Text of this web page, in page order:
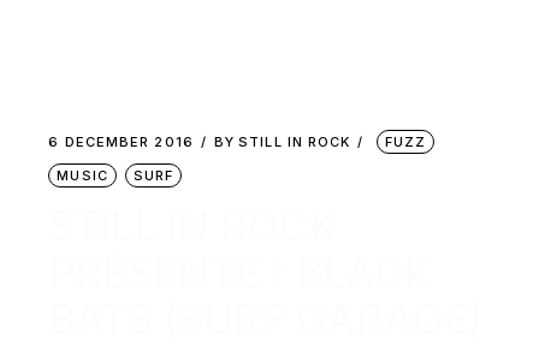
6 DECEMBER 2016 BY STILL IN ROCK
FUZZ
MUSIC
SURF